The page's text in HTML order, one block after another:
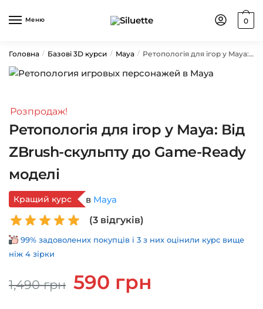
Меню 0
Головна / Базові 3D курси / Maya / Ретопологія для ігор у Maya: Від ZBrush-скульпту до Game-Ready моделі
Розпродаж!
Ретопологія для ігор у Maya: Від
ZBrush-скульпту до Game-Ready
моделі
Кращий курс в Maya
(3відгуків)
99% задоволених покупців і 3 з них оцінили курс вище
ніж 4 зірки
1,490грн
Оригінальна
ціна:
590 грн